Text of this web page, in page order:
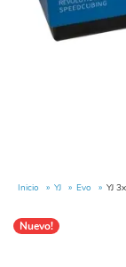
Inicio YJ Evo YJ
Nuevo!